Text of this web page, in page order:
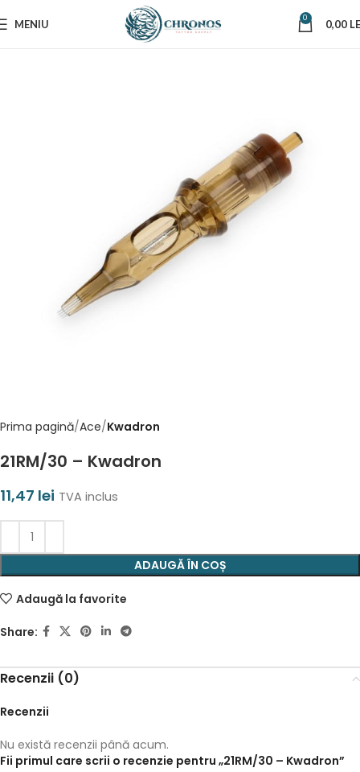
MENIU 0 0,00
Prima pagină Ace Kwadron
21RM/30 – Kwadron
11,47 lei TVA inclus
ADAUGĂ ÎN COȘ
Adaugă la favorite
Share:
Recenzii (0)
Recenzii
Nu există recenzii până acum.
Fii primul care scrii o recenzie pentru „21RM/30 – Kwadron”